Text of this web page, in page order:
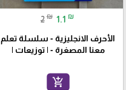
2 ₪ 1.1 ₪
الأحرف الانجليزية - سلسلة تعلم
معنا المصغرة - | توزيعات |
add_shopping_cart